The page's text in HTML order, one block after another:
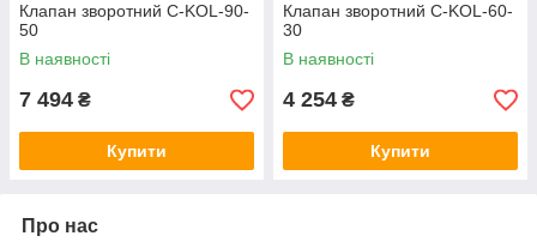
Клапан зворотний C-KOL-90-
50
В наявності
7 494 ₴
Купити
Клапан зворотний C-KOL-60-
30
В наявності
4 254 ₴
Купити
Про нас